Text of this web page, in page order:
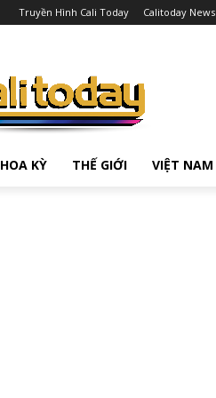
Truyền Hình Cali Today Calitoday News
HOA KỲ THẾ GIỚI VIỆT NAM